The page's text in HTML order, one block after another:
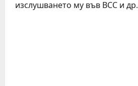
изслушването му във ВСС и др.